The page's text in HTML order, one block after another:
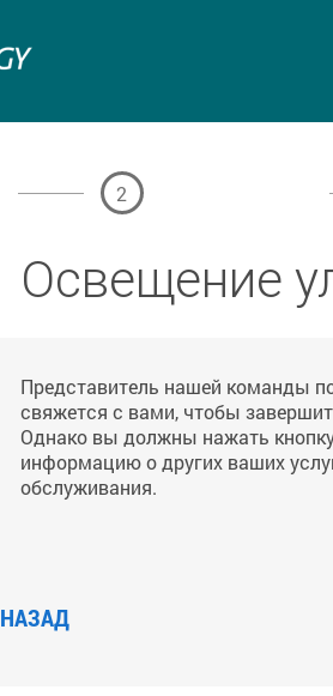
2
Освещение
Представитель нашей команды
свяжется с вами, чтобы
Однако вы должны нажать
информацию о других ваших
обслуживания.
НАЗАД